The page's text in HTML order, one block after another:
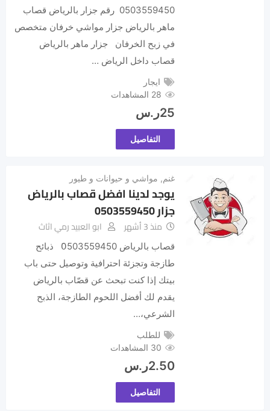
0503559450 ‏رقم جزار بالرياض قصاب
ماهر بالرياض جزار مواشي خرفان متخصص
في زبح الخرفان جزار ماهر بالرياض
قصاب داخل الرياض …
ايجار
28 المشاهدات
25ر.س
التفاصيل
غنم, مواشي و حيوانات و طيور
يوجد لدينا افضل قصاب بالرياض
جزار 0503559450
منذ 3 أشهر ابو العبيد رمي اثاث
‏قصاب بالرياض 0َ503559450 ذبائح
طازجة وتجزئة احترافية وتوصيل حتى باب
بيتك إذا كنت تبحث عن قصّاب بالرياض
يقدم لك أفضل اللحوم الطازجة، الذبح
الشرعي،…
للطلب
30 المشاهدات
2.50ر.س
التفاصيل